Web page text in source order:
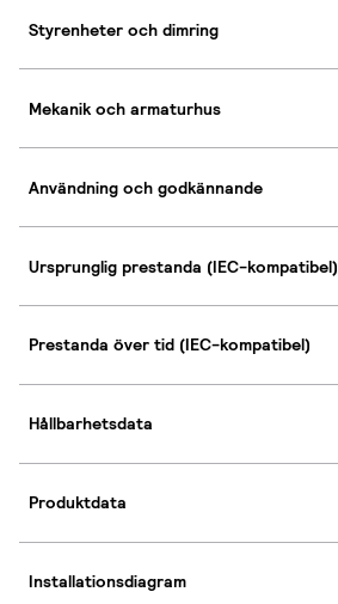
Styrenheter och dimring
Mekanik och armaturhus
Användning och godkännande
Ursprunglig prestanda (IEC-kompatibel)
Prestanda över tid (IEC-kompatibel)
Hållbarhetsdata
Produktdata
Installationsdiagram